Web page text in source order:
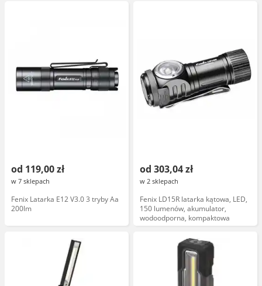
od 119,00 zł
w 7 sklepach
Fenix Latarka E12 V3.0 3 tryby Aa
200lm
od 303,04 zł
w 2 sklepach
Fenix LD15R latarka kątowa, LED,
150 lumenów, akumulator,
wodoodporna, kompaktowa